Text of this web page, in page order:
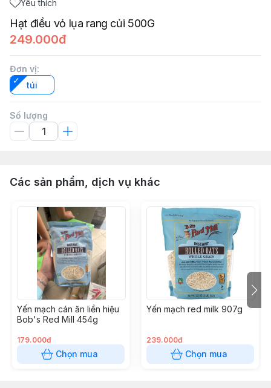
Yêu thích
Hạt điều vỏ lụa rang củi 500G
249.000đ
Đơn vị:
túi
Số lượng
Các sản phẩm, dịch vụ khác
Yến mạch cán ăn liền hiệu
Bob's Red Mill 454g
179.000đ
Chọn mua
Yến mạch red milk 907g
239.000đ
Chọn mua